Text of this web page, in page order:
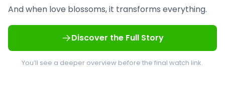
And when love blossoms, it transforms everything.
Discover the Full Story
You’ll see a deeper overview before the final watch link.